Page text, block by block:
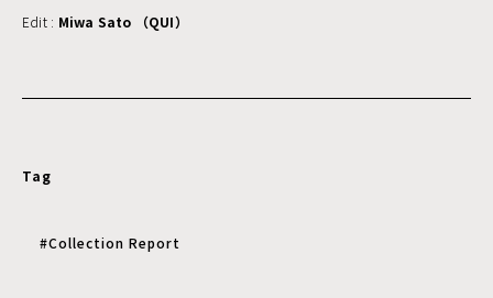
Edit : Miwa Sato （QUI）
Tag
#Collection Report